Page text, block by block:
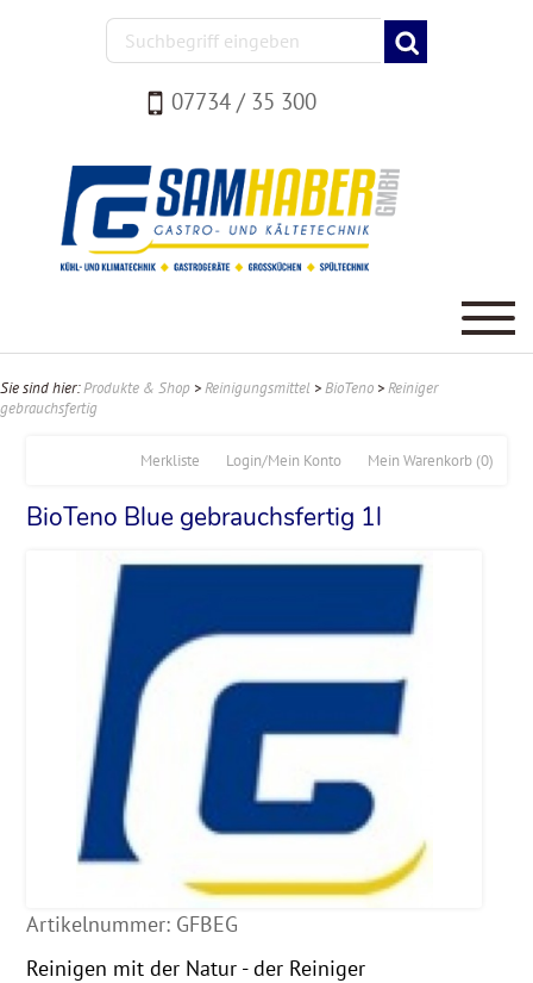
07734 / 35 300
Sie sind hier:Produkte & Shop >Reinigungsmittel >BioTeno >Reiniger
gebrauchsfertig
Mein Warenkorb (0)
Login/Mein Konto
Merkliste
BioTeno Blue gebrauchsfertig 1l
Artikelnummer: GFBEG
Reinigen mit der Natur - der Reiniger